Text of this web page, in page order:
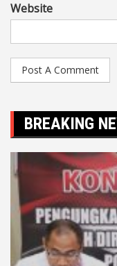
Website
BREAKING